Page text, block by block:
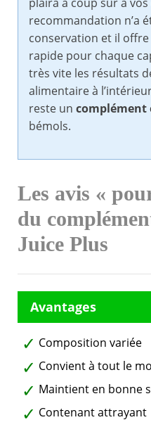
recommandation n’a
conservation et il
rapide pour chaque
très vite les résultats
alimentaire à
reste un complément
bémols.
Les avis «
du
Juice Plus
Composition variée
Convient à tout le
Maintient en bonne
Contenant attrayant